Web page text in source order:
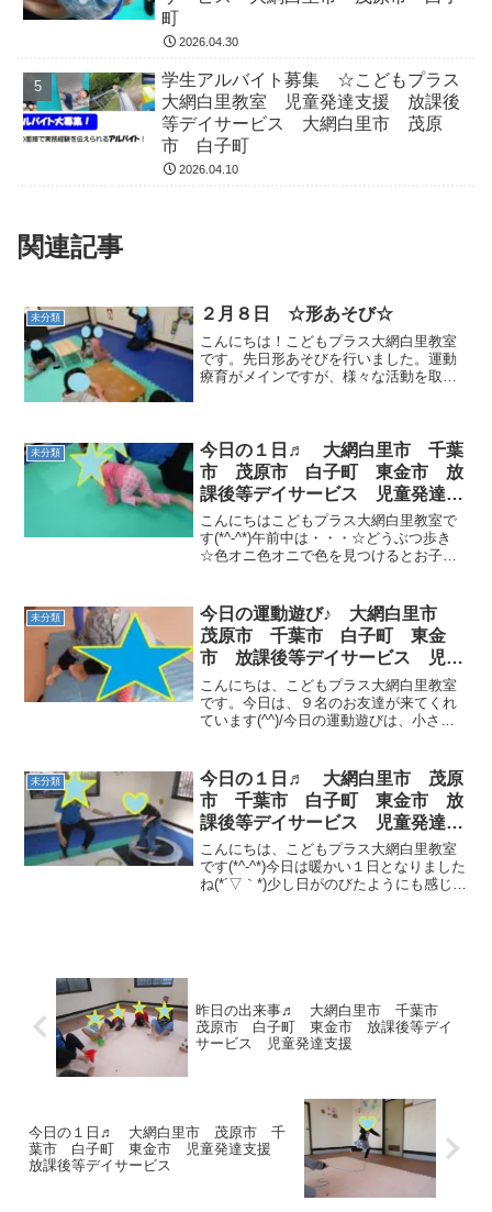
町
2026.04.30
学生アルバイト募集 ☆こどもプラス
大網白里教室 児童発達支援 放課後
等デイサービス 大網白里市 茂原
市 白子町
2026.04.10
関連記事
未分類 ２月８日 ☆形あそび☆
こんにちは！こどもプラス大網白里教室
です。先日形あそびを行いました。運動
療育がメインですが、様々な活動を取り
きさの認識、創造力、表現...
未分類
今日の１日♬ 大網白里市 千葉
市 茂原市 白子町 東金市 放
課後等デイサービス 児童発達支
援
こんにちはこどもプラス大網白里教室で
す(*^-^*)午前中は・・・☆どうぶつ歩き
☆色オニ色オニで色を見つけるとお子さ
り上がり(^O^)／今日の午後は・・・科学
館へ！お...
未分類
今日の運動遊び♪ 大網白里市
茂原市 千葉市 白子町 東金
市 放課後等デイサービス 児童
発達支援
こんにちは、こどもプラス大網白里教室
です。今日は、９名のお友達が来てくれ
ています(^^)/今日の運動遊びは、小さな
イントジャンプ！遠くまで跳べちゃった
(^O^)／ ...
未分類
今日の１日♬ 大網白里市 茂原
市 千葉市 白子町 東金市 放
課後等デイサービス 児童発達支
援
こんにちは、こどもプラス大網白里教室
です(*^-^*)今日は暖かい１日となりました
ね(*´▽｀*)少し日がのびたようにも感じま
昨日の出来事♬ 大網白里市 千葉市
茂原市 白子町 東金市 放課後等デイ
サービス 児童発達支援
今日の１日♬ 大網白里市 茂原市 千
葉市 白子町 東金市 児童発達支援
放課後等デイサービス